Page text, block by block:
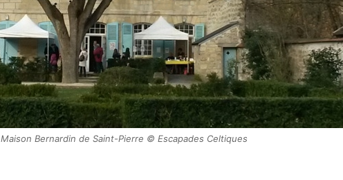
Maison Bernardin de Saint-Pierre © Escapades Celtiques